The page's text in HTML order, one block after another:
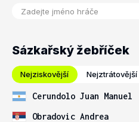
Sázkařský žebříček
Nejziskovější Nejztrátovější
Cerundolo Juan Manuel
Obradovic Andrea